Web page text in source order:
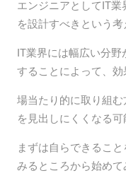
エンジニアとしてIT
を設計すべきという考
IT業界には幅広い分
することによって、効
場当たり的に取り組
を見出しにくくなる可
まずは自らできるこ
みるところから始めて